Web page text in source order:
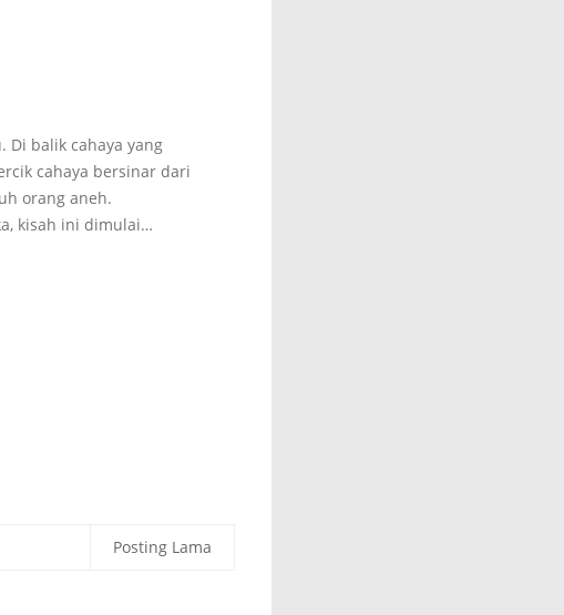
Di balik cahaya yang
cahaya bersinar dari
orang aneh.
kisah ini dimulai…
Posting Lama